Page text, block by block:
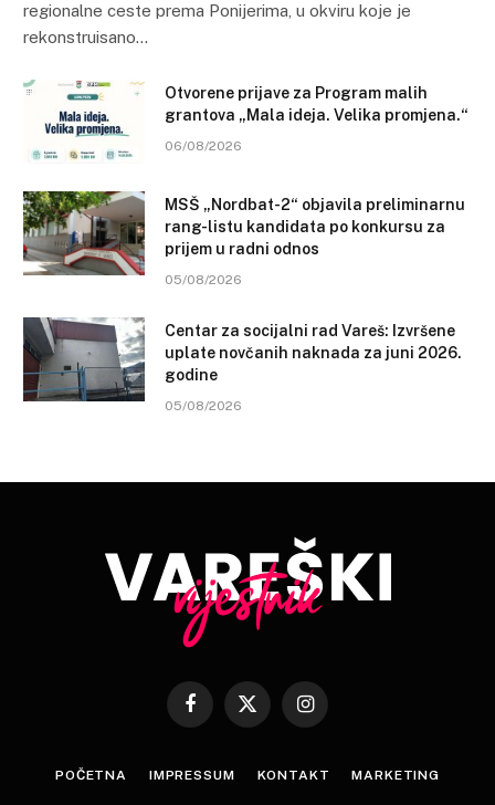
regionalne ceste prema Ponijerima, u okviru koje je
rekonstruisano…
Otvorene prijave za Program malih
grantova „Mala ideja. Velika promjena.“
06/08/2026
MSŠ „Nordbat-2“ objavila preliminarnu
rang-listu kandidata po konkursu za
prijem u radni odnos
05/08/2026
Centar za socijalni rad Vareš: Izvršene
uplate novčanih naknada za juni 2026.
godine
05/08/2026
Facebook
X
Instagram
POČETNA IMPRESSUM KONTAKT MARKETING